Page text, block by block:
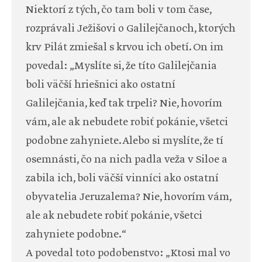
Niektorí z tých, čo tam boli v tom čase,
rozprávali Ježišovi o Galilejčanoch, ktorých
krv Pilát zmiešal s krvou ich obetí. On im
povedal: „Myslíte si, že títo Galilejčania
boli väčší hriešnici ako ostatní
Galilejčania, keď tak trpeli? Nie, hovorím
vám, ale ak nebudete robiť pokánie, všetci
podobne zahyniete. Alebo si myslíte, že tí
osemnásti, čo na nich padla veža v Siloe a
zabila ich, boli väčší vinníci ako ostatní
obyvatelia Jeruzalema? Nie, hovorím vám,
ale ak nebudete robiť pokánie, všetci
zahyniete podobne.“
A povedal toto podobenstvo: „Ktosi mal vo